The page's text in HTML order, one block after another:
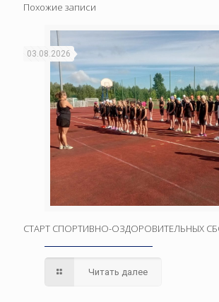
Похожие записи
03.08.2026
СТАРТ СПОРТИВНО-ОЗДОРОВИТЕЛЬНЫХ
Читать далее